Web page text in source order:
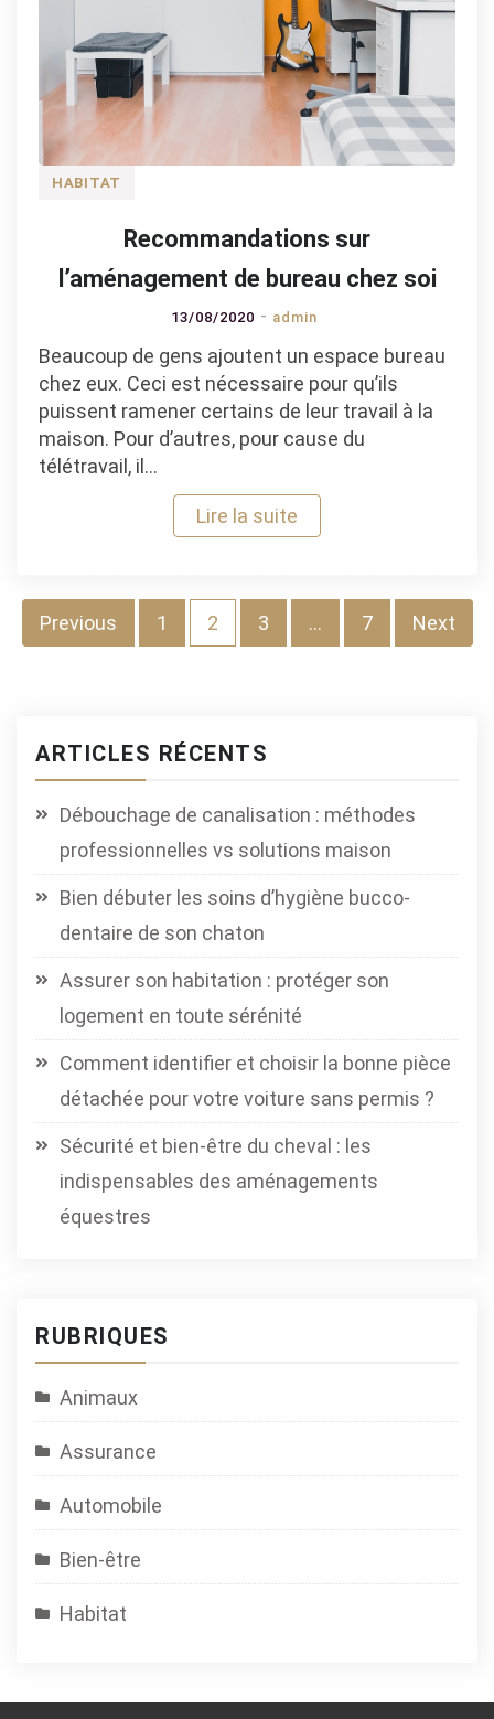
HABITAT
Recommandations sur
l’aménagement de bureau chez soi
13/08/2020 admin
Beaucoup de gens ajoutent un espace bureau
chez eux. Ceci est nécessaire pour qu’ils
puissent ramener certains de leur travail à la
maison. Pour d’autres, pour cause du
télétravail, il…
Lire la suite
Pagination
Previous 1 2 3 … 7 Next
ARTICLES RÉCENTS
Débouchage de canalisation : méthodes
professionnelles vs solutions maison
Bien débuter les soins d’hygiène bucco-
dentaire de son chaton
Assurer son habitation : protéger son
logement en toute sérénité
Comment identifier et choisir la bonne pièce
détachée pour votre voiture sans permis ?
Sécurité et bien-être du cheval : les
indispensables des aménagements
équestres
RUBRIQUES
Animaux
Assurance
Automobile
Bien-être
Habitat